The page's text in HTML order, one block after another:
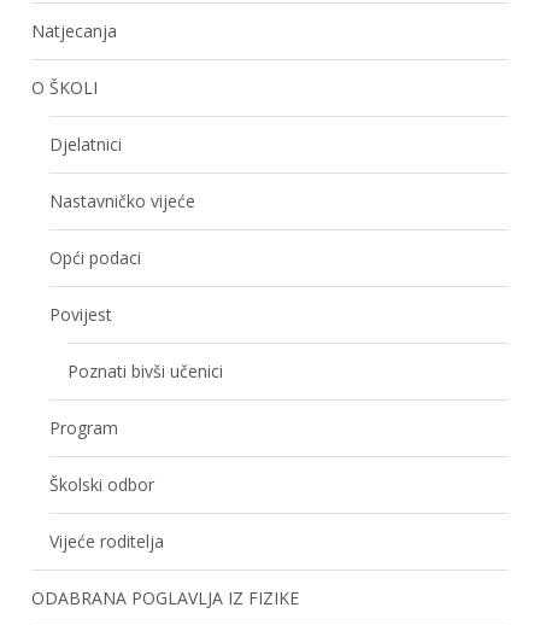
Natjecanja
O ŠKOLI
Djelatnici
Nastavničko vijeće
Opći podaci
Povijest
Poznati bivši učenici
Program
Školski odbor
Vijeće roditelja
ODABRANA POGLAVLJA IZ FIZIKE